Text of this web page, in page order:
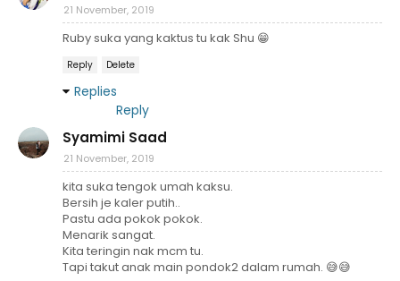
21 November, 2019
Ruby suka yang kaktus tu kak Shu 😁
Reply Delete
Replies
Reply
Syamimi Saad
21 November, 2019
kita suka tengok umah kaksu.
Bersih je kaler putih..
Pastu ada pokok pokok.
Menarik sangat.
Kita teringin nak mcm tu.
Tapi takut anak main pondok2 dalam rumah. 😅😅